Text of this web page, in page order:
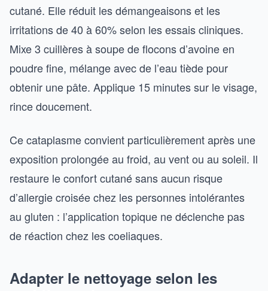
cutané. Elle réduit les démangeaisons et les
irritations de 40 à 60% selon les essais cliniques.
Mixe 3 cuillères à soupe de flocons d’avoine en
poudre fine, mélange avec de l’eau tiède pour
obtenir une pâte. Applique 15 minutes sur le visage,
rince doucement.
Ce cataplasme convient particulièrement après une
exposition prolongée au froid, au vent ou au soleil. Il
restaure le confort cutané sans aucun risque
d’allergie croisée chez les personnes intolérantes
au gluten : l’application topique ne déclenche pas
de réaction chez les coeliaques.
Adapter le nettoyage selon les